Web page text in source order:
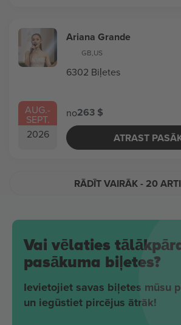
AUG.-
SEPT.
2026
Ariana Grande
GB,US
6302 Biļetes
no263 $
ATRAST
RĀDĪT VAIRĀK- 20
Vai vēlaties
pasākuma biļetes?
Ievietojiet savas biļetes mūsu
un iegūstiet pircējus ātrāk!